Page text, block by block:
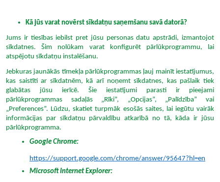
Kā jūs varat novērst sīkdatņu saņemšanu savā datorā?
Jums ir tiesības iebilst pret jūsu personas datu apstrādi, izmantojot
sīkdatnes. Šim nolūkam varat konfigurēt pārlūkprogrammu, lai
atspējotu sīkdatņu instalēšanu.
Jebkuras jaunākās tīmekļa pārlūkprogrammas ļauj mainīt iestatījumus,
kas saistīti ar sīkdatnēm, kā arī noņemt sīkdatnes, kas pašlaik tiek
glabātas jūsu ierīcē. Šie iestatījumi parasti ir pieejami
pārlūkprogrammas sadaļās „Rīki”, „Opcijas”, „Palīdzība” vai
„Preferences”. Lūdzu, skatiet turpmāk esošās saites, lai iegūtu vairāk
informācijas par sīkdatņu pārvaldību atkarībā no tā, kāda ir jūsu
pārlūkprogramma.
Google Chrome:
https://support.google.com/chrome/answer/95647?hl=en
Microsoft Internet Explorer: